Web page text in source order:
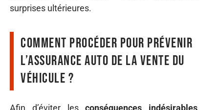
surprises ultérieures.
Comment procéder pour prévenir
l’assurance auto de la vente du
véhicule ?
Afin d’éviter lesconséquences indésirables